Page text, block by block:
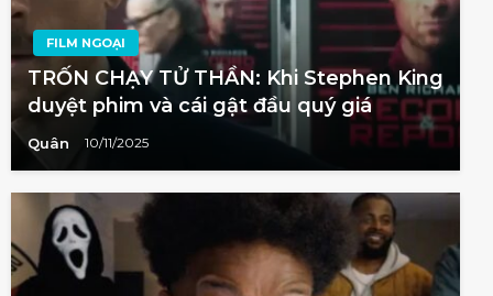
FILM NGOẠI
TRỐN CHẠY TỬ THẦN: Khi Stephen King
duyệt phim và cái gật đầu quý giá
Quân 10/11/2025